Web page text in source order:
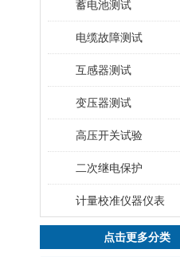
蓄电池测试
电缆故障测试
互感器测试
变压器测试
高压开关试验
二次继电保护
计量校准仪器仪表
点击更多分类